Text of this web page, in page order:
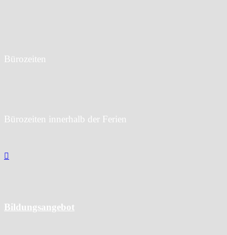
Bürozeiten
Bürozeiten innerhalb der Ferien

Bildungsangebot